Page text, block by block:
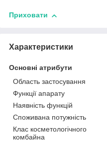
Приховати
Характеристики
Основні атрибути
Область застосування
Функції апарату
Наявність функцій
Споживана потужність
Клас косметологічного
комбайна